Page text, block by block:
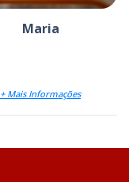
Maria
+ Mais Informações